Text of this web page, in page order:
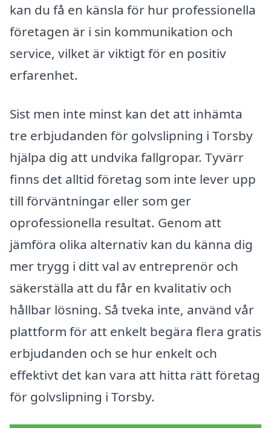
kan du få en känsla för hur professionella
företagen är i sin kommunikation och
service, vilket är viktigt för en positiv
erfarenhet.
Sist men inte minst kan det att inhämta
tre erbjudanden för golvslipning i Torsby
hjälpa dig att undvika fallgropar. Tyvärr
finns det alltid företag som inte lever upp
till förväntningar eller som ger
oprofessionella resultat. Genom att
jämföra olika alternativ kan du känna dig
mer trygg i ditt val av entreprenör och
säkerställa att du får en kvalitativ och
hållbar lösning. Så tveka inte, använd vår
plattform för att enkelt begära flera gratis
erbjudanden och se hur enkelt och
effektivt det kan vara att hitta rätt företag
för golvslipning i Torsby.